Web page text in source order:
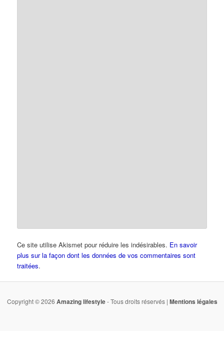
Ce site utilise Akismet pour réduire les indésirables. En savoir
plus sur la façon dont les données de vos commentaires sont
traitées.
Copyright © 2026 Amazing lifestyle- Tous droits réservés | Mentions légales